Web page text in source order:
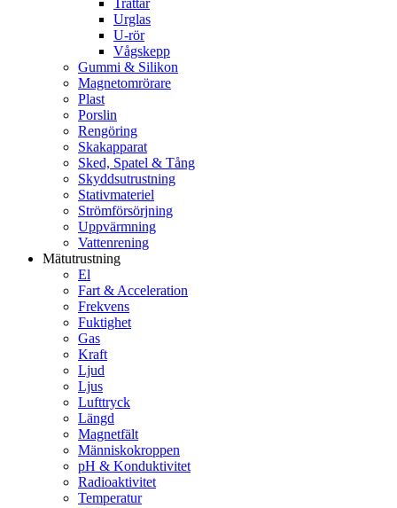
Trattar
Urglas
U-rör
Vågskepp
Gummi & Silikon
Magnetomrörare
Plast
Porslin
Rengöring
Skakapparat
Sked, Spatel & Tång
Skyddsutrustning
Stativmateriel
Strömförsörjning
Uppvärmning
Vattenrening
Mätutrustning
El
Fart & Acceleration
Frekvens
Fuktighet
Gas
Kraft
Ljud
Ljus
Lufttryck
Längd
Magnetfält
Människokroppen
pH & Konduktivitet
Radioaktivitet
Temperatur